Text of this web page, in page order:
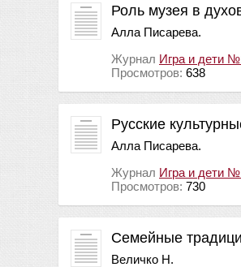
Роль музея в
Алла Писарева.
Журнал Игра и дети
Просмотров: 638
Русские
Алла Писарева.
Журнал Игра и дети
Просмотров: 730
Семейные
Величко Н.